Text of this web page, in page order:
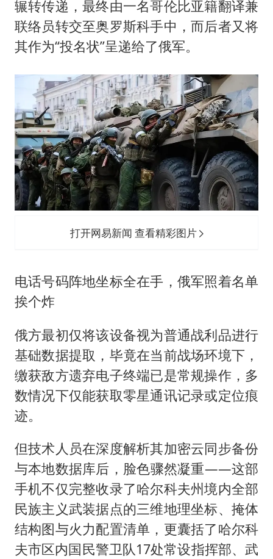
辗转传递，最终由一名哥伦比亚籍翻译兼
联络员转交至奥罗斯科手中，而后者又将
其作为“投名状”呈递给了俄军。
打开网易新闻 查看精彩图片
电话号码阵地坐标全在手，俄军照着名单
挨个炸
俄方最初仅将该设备视为普通战利品进行
基础数据提取，毕竟在当前战场环境下，
缴获敌方遗弃电子终端已是常规操作，多
数情况下仅能获取零星通讯记录或定位痕
迹。
但技术人员在深度解析其加密云同步备份
与本地数据库后，脸色骤然凝重——这部
手机不仅完整收录了哈尔科夫州境内全部
民族主义武装据点的三维地理坐标、掩体
结构图与火力配置清单，更囊括了哈尔科
夫市区内国民警卫队17处常设指挥部、武